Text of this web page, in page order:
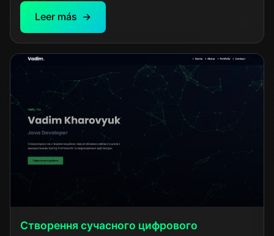
Реалізовано безпечну JWT автентифікацію через
HttpOnly cookies, адаптивний дизайн для всіх
бронювань. Проект включає адміністративну панель,
інтеграцію з картами та оптимізовану
продуктивність. Розроблено за 5 тижнів з акцентом
на UX та безпеку
Leer más
Створення сучасного цифрового